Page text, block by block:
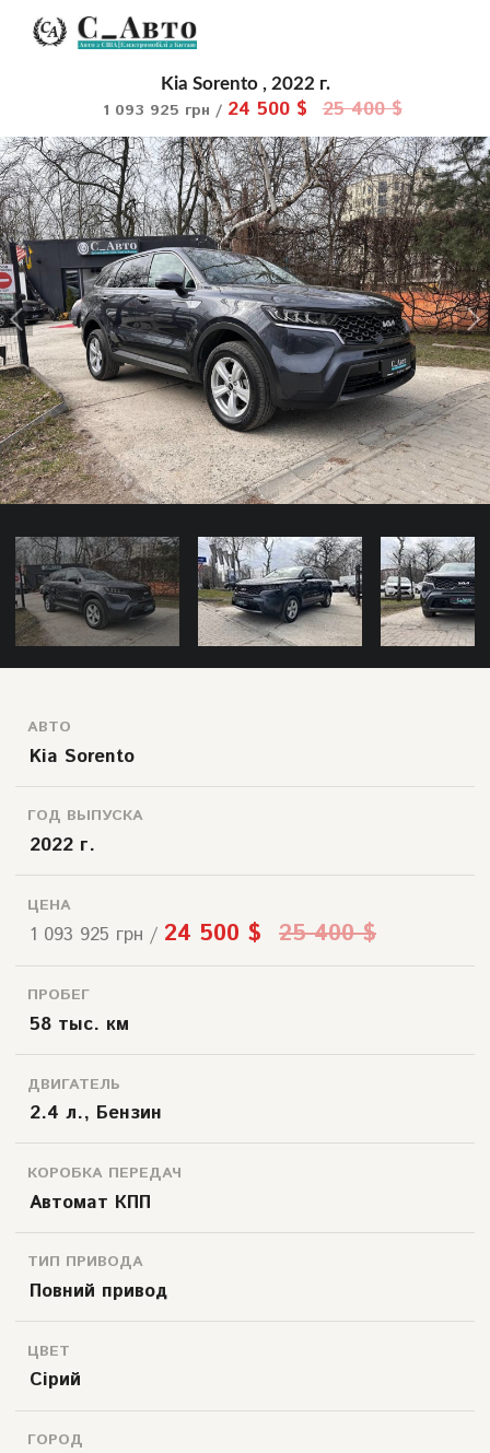
Kia Sorento , 2022 г.
1 093 925 грн / 24 500 $ 25 400 $
АВТО
Kia Sorento
ГОД ВЫПУСКА
2022 г.
ЦЕНА
1 093 925 грн / 24 500 $ 25 400 $
ПРОБЕГ
58 тыс. км
ДВИГАТЕЛЬ
2.4 л., Бензин
КОРОБКА ПЕРЕДАЧ
Автомат КПП
ТИП ПРИВОДА
Повний привод
ЦВЕТ
Сірий
ГОРОД